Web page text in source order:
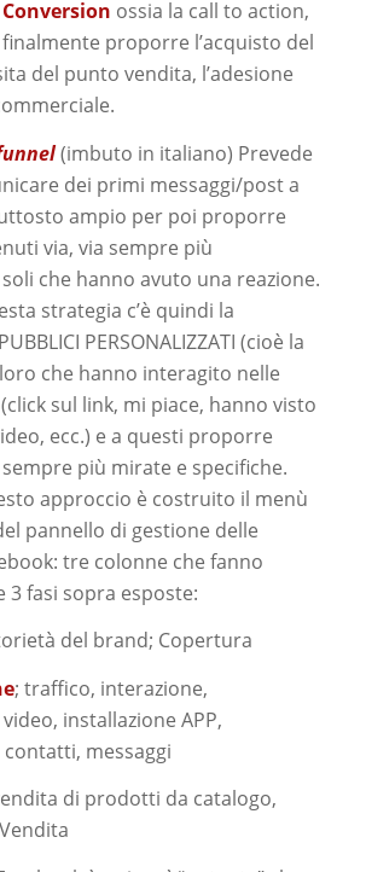
Conversion ossia la call to action,
proporre l’acquisto del
del punto vendita, l’adesione
(imbuto in italiano) Prevede
dei primi messaggi/post a
ampio per poi proporre
via, via sempre più
che hanno avuto una reazione.
strategia c’è quindi la
PERSONALIZZATI (cioè la
che hanno interagito nelle
sul link, mi piace, hanno visto
ecc.) e a questi proporre
più mirate e specifiche.
approccio è costruito il menù
pannello di gestione delle
tre colonne che fanno
fasi sopra esposte:
del brand; Copertura
; traffico, interazione,
installazione APP,
messaggi
di prodotti da catalogo,